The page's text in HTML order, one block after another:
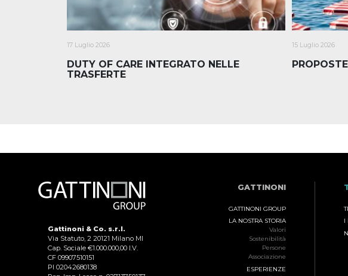
17 Luglio 2026
DUTY OF CARE INTEGRATO NELLE
TRASFERTE
15 Luglio 2026
Gattinoni & Co. s.r.l.
Via Statuto, 2 20121 Milano MI
Cap. Sociale €1.000.000,00 I.V.
CF 09907510151
PI 02042680138
GATTINONI
GATTINONI GROUP
LA NOSTRA STORIA
Valori
Sostenibilità
Persone
Associazione
ESPERIENZE
I